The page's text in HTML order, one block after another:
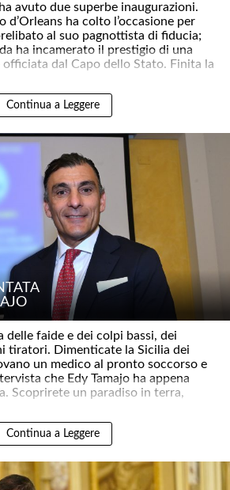
avuto due superbe inaugurazioni.
d’Orleans ha colto l’occasione per
al suo pagnottista di fiducia;
ha incamerato il prestigio di una
officiata dal Capo dello Stato. Finita la
Continua a Leggere
delle faide e dei colpi bassi, dei
tiratori. Dimenticate la Sicilia dei
un medico al pronto soccorso e
che Edy Tamajo ha appena
Scoprirete un paradiso in terra,
Continua a Leggere